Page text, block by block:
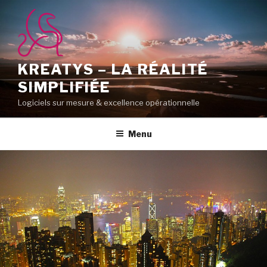
contenu
principal
KREATYS – LA RÉALITÉ
SIMPLIFIÉE
Logiciels sur mesure & excellence opérationnelle
Menu